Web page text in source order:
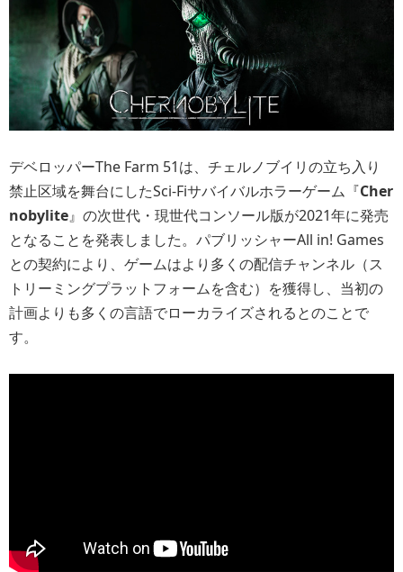
デベロッパーThe Farm 51は、チェルノブイリの立ち入り
禁止区域を舞台にしたSci-Fiサバイバルホラーゲーム『Cher
nobylite』の次世代・現世代コンソール版が2021年に発売
となることを発表しました。パブリッシャーAll in! Games
との契約により、ゲームはより多くの配信チャンネル（ス
トリーミングプラットフォームを含む）を獲得し、当初の
計画よりも多くの言語でローカライズされるとのことで
す。